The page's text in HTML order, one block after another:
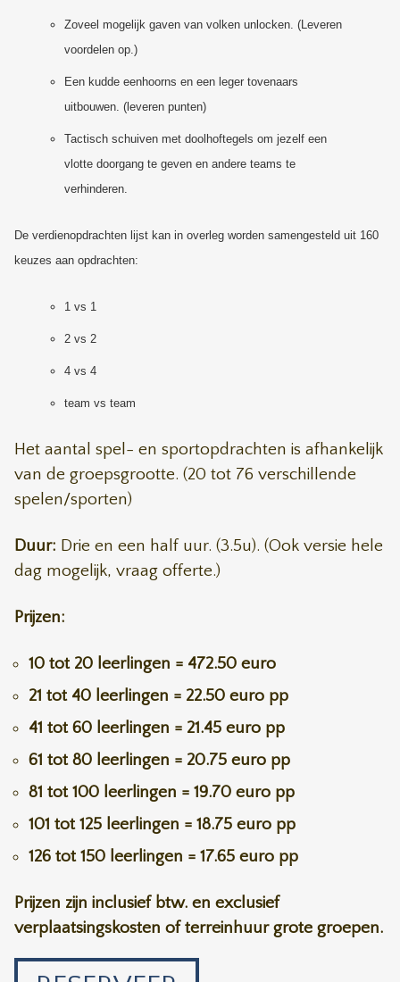
Zoveel mogelijk gaven van volken unlocken. (Leveren
voordelen op.)
Een kudde eenhoorns en een leger tovenaars
uitbouwen. (leveren punten)
Tactisch schuiven met doolhoftegels om jezelf een
vlotte doorgang te geven en andere teams te
verhinderen.
De verdienopdrachten lijst kan in overleg worden samengesteld uit 160
keuzes aan opdrachten:
1 vs 1
2 vs 2
4 vs 4
team vs team
Het aantal spel- en sportopdrachten is afhankelijk
van de groepsgrootte. (20 tot 76 verschillende
spelen/sporten)
Duur: Drie en een half uur. (3.5u). (Ook versie hele
dag mogelijk, vraag offerte.)
Prijzen:
10 tot 20 leerlingen = 472.50 euro
21 tot 40 leerlingen = 22.50 euro pp
41 tot 60 leerlingen = 21.45 euro pp
61 tot 80 leerlingen = 20.75 euro pp
81 tot 100 leerlingen = 19.70 euro pp
101 tot 125 leerlingen = 18.75 euro pp
126 tot 150 leerlingen = 17.65 euro pp
Prijzen zijn inclusief btw. en exclusief
verplaatsingskosten of terreinhuur grote groepen.